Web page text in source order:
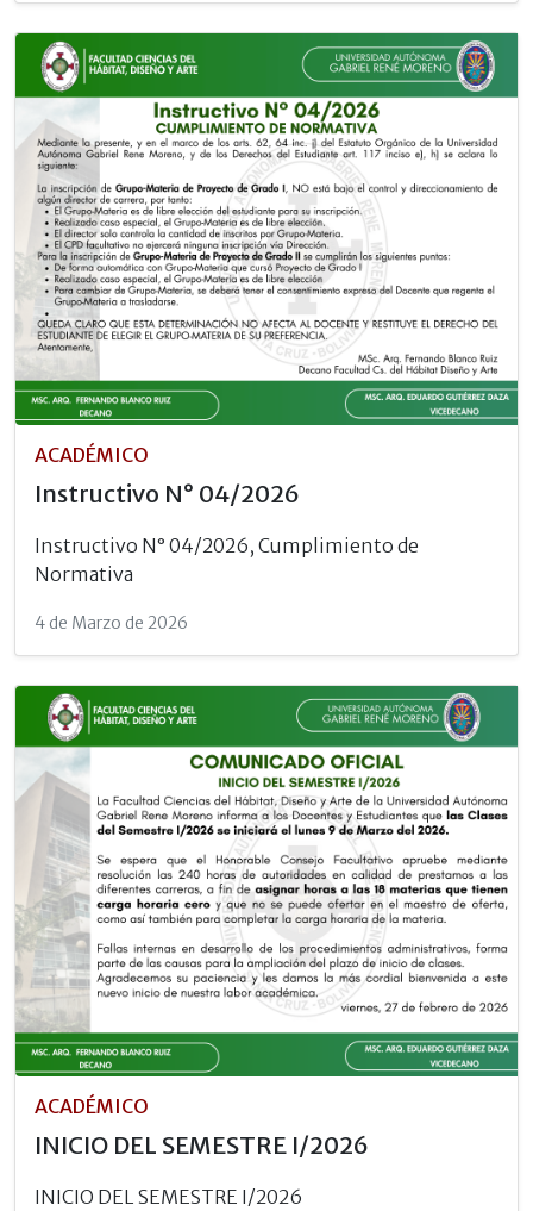
ACADÉMICO
Instructivo N° 04/2026
Instructivo N° 04/2026, Cumplimiento de
Normativa
4 de Marzo de 2026
ACADÉMICO
INICIO DEL SEMESTRE I/2026
INICIO DEL SEMESTRE I/2026